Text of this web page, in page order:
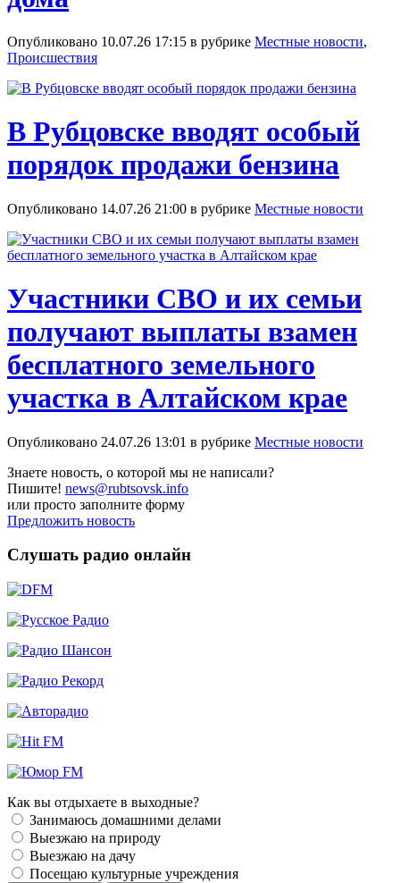
Опубликовано 10.07.26 17:15 в рубрике Местные новости,
Происшествия
В Рубцовске вводят особый
порядок продажи бензина
Опубликовано 14.07.26 21:00 в рубрике Местные новости
Участники СВО и их семьи
получают выплаты взамен
бесплатного земельного
участка в Алтайском крае
Опубликовано 24.07.26 13:01 в рубрике Местные новости
Знаете новость, о которой мы не написали?
Пишите! news@rubtsovsk.info
или просто заполните форму
Предложить новость
Слушать радио онлайн
Как вы отдыхаете в выходные?
Занимаюсь домашними делами
Выезжаю на природу
Выезжаю на дачу
Посещаю культурные учреждения